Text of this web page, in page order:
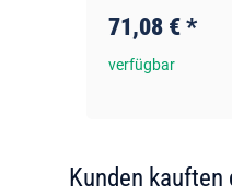
71,08 €*
verfügbar
Kunden